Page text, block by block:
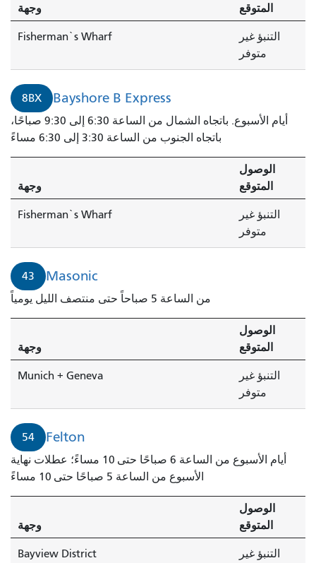
وجهة
المتوقع
Fisherman`s Wharf
التنبؤ غير
متوفر
8BX Bayshore B Express
أيام الأسبوع. باتجاه الشمال من الساعة 6:30 إلى 9:30 صباحًا،
باتجاه الجنوب من الساعة 3:30 إلى 6:30 مساءً
وجهة
الوصول
المتوقع
Fisherman`s Wharf
التنبؤ غير
متوفر
43 Masonic
من الساعة 5 صباحاً حتى منتصف الليل يومياً
وجهة
الوصول
المتوقع
Munich + Geneva
التنبؤ غير
متوفر
54 Felton
أيام الأسبوع من الساعة 6 صباحًا حتى 10 مساءً؛ عطلات نهاية
الأسبوع من الساعة 5 صباحًا حتى 10 مساءً
وجهة
الوصول
المتوقع
Bayview District
التنبؤ غير